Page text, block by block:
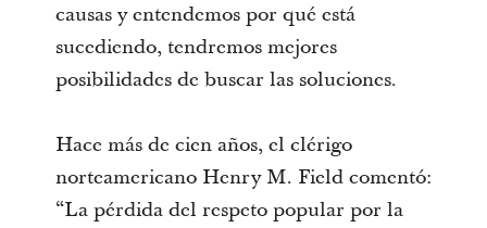
causas y entendemos por qué está
sucediendo, tendremos mejores
posibilidades de buscar las soluciones.
Hace más de cien años, el clérigo
norteamericano Henry M. Field comentó:
“La pérdida del respeto popular por la